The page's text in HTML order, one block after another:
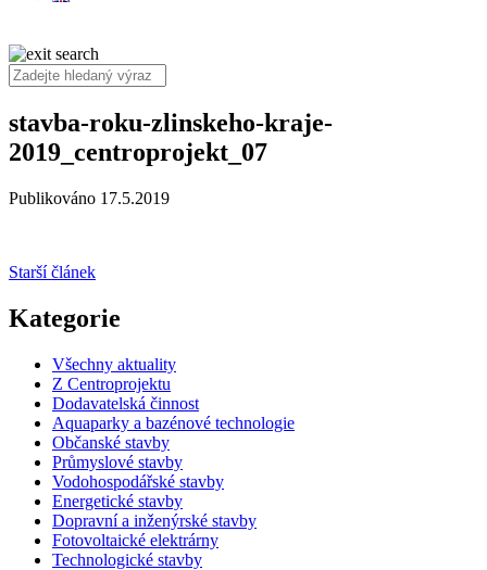
stavba-roku-zlinskeho-kraje-
2019_centroprojekt_07
Publikováno 17.5.2019
Starší článek
Kategorie
Všechny aktuality
Z Centroprojektu
Dodavatelská činnost
Aquaparky a bazénové technologie
Občanské stavby
Průmyslové stavby
Vodohospodářské stavby
Energetické stavby
Dopravní a inženýrské stavby
Fotovoltaické elektrárny
Technologické stavby